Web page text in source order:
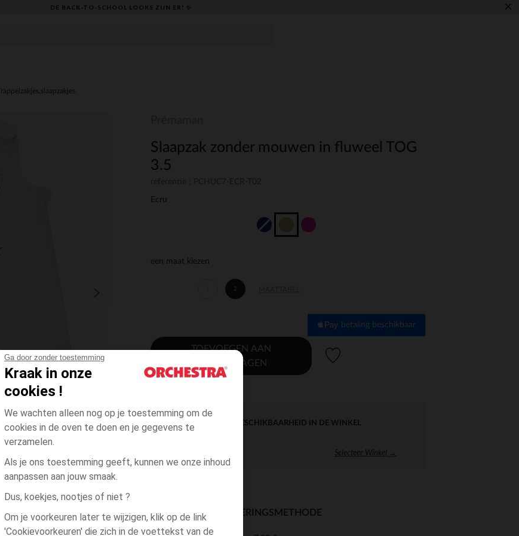
Ga door zonder toestemming
Kraak in onze
cookies !
We wachten alleen nog op je toestemming om de
cookies in de oven te doen en je gegevens te
verzamelen.
Als je ons toestemming geeft, kunnen we onze inhoud
aanpassen aan jouw smaak.
Dus, koekjes, nootjes of niet ?
Om je voorkeuren later te wijzigen, klik op de link
'Cookievoorkeuren' die zich in de voettekst van de
DE BACK-TO-SCHOOL LOOKS ZIJN ER! ✨ ×
Trappelzakjes,slaapzakjes
Slaapzak zonder mouwen in fluweel TOG
3.5
Ecru
een maat kiezen
2
betaling beschikbaar
TOEVOEGEN AAN
WINKELWAGEN
DIRECTE BESCHIKBAARHEID IN DE WINKEL
Selecteer Winkel →
BESCHIKBAARE LEVERINGSMETHODE